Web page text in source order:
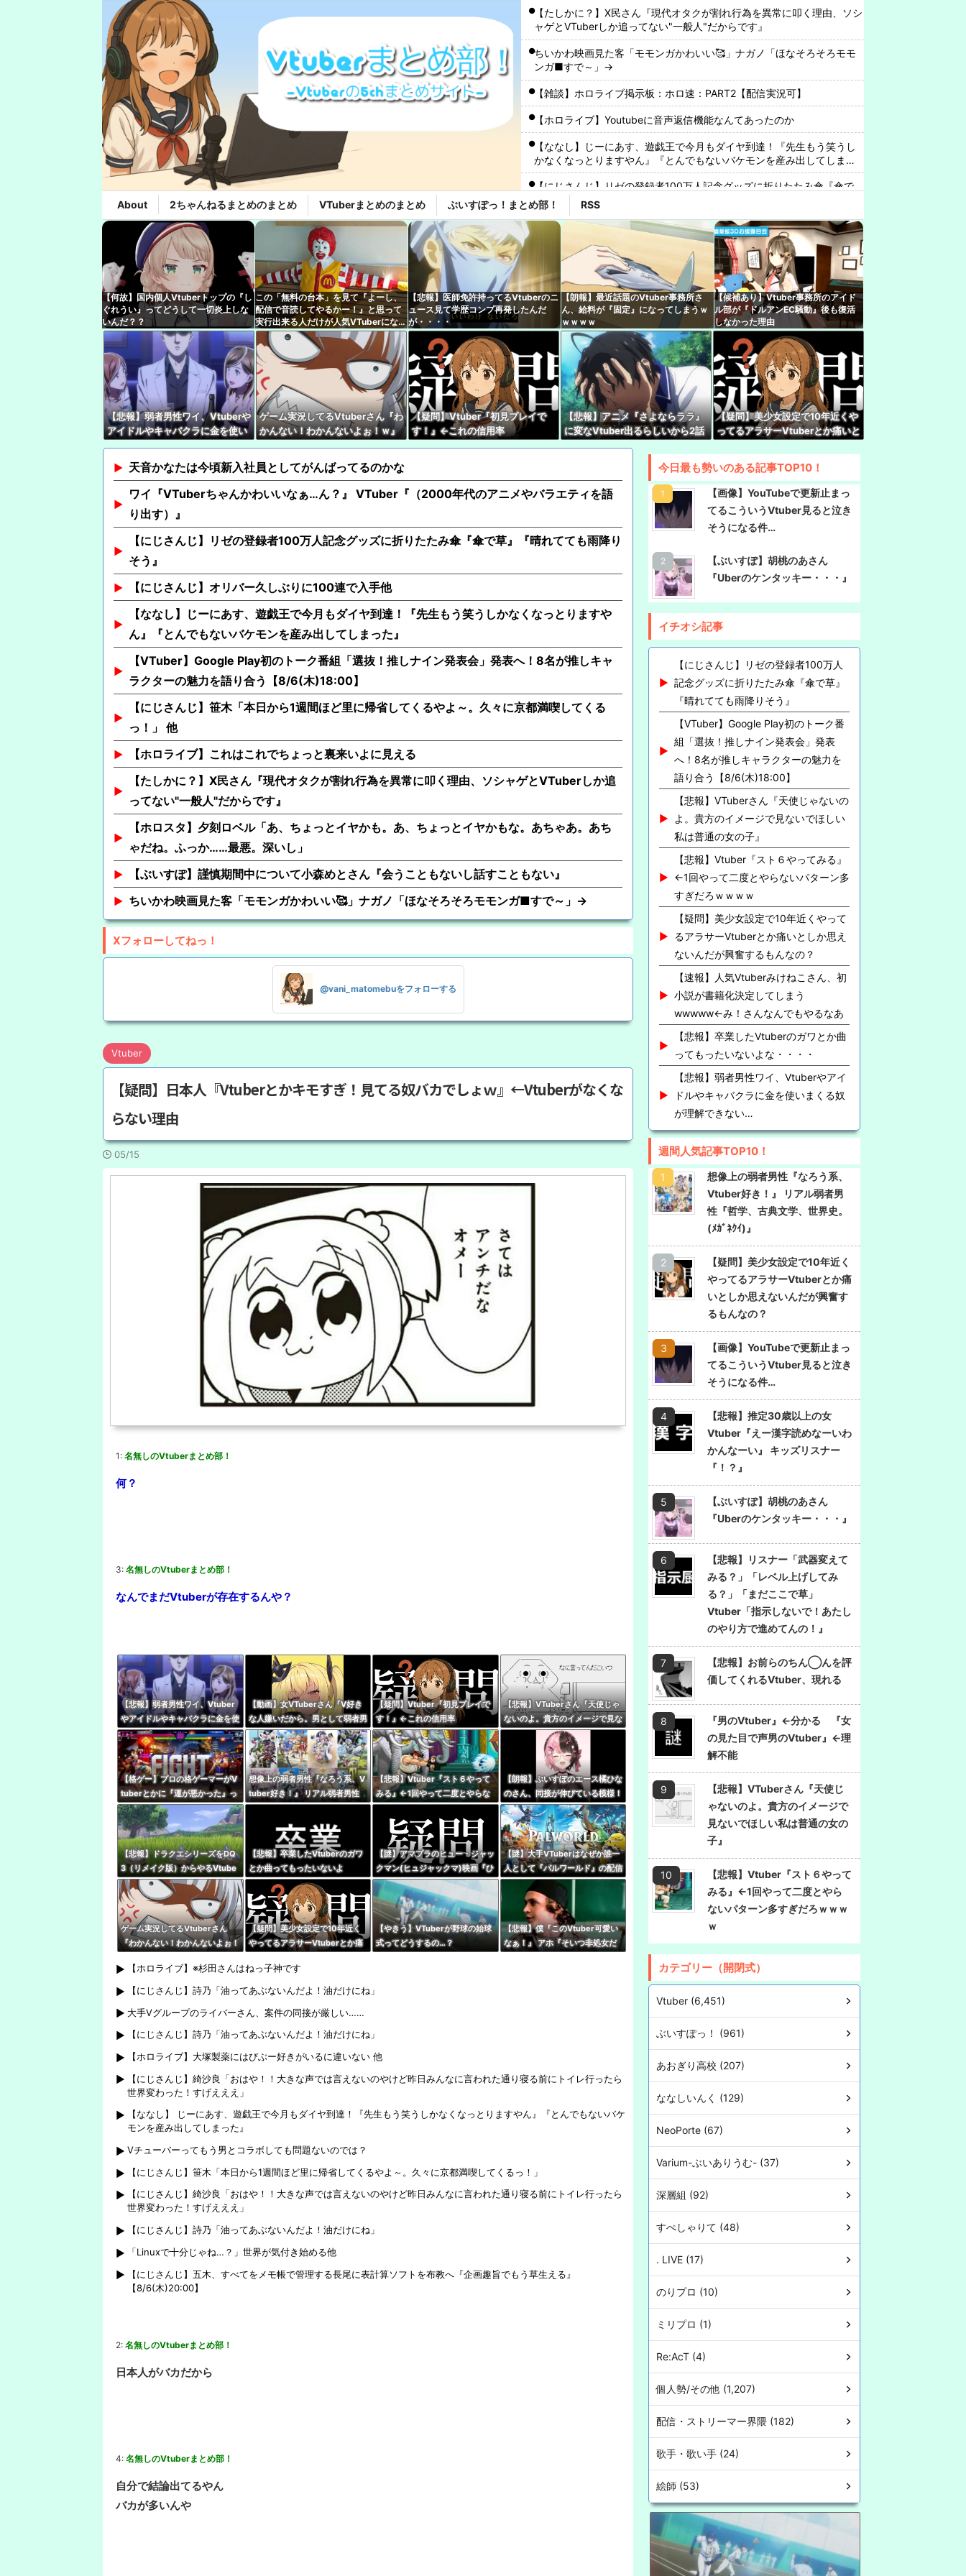
【たしかに？】X民さん『現代オタクが割れ行為を異常に叩く理由、ソシ
ャゲとVTuberしか追ってない"一般人"だからです』
ちいかわ映画見た客「モモンガかわいい🥰」ナガノ「ほなそろそろモモ
ンガ■すで～」→
【雑談】ホロライブ掲示板：ホロ速：PART2【配信実況可】
【ホロライブ】Youtubeに音声返信機能なんてあったのか
【ななし】じーにあす、遊戯王で今月もダイヤ到達！『先生もう笑うし
かなくなっとりますやん』『とんでもないバケモンを産み出してしまっ
た』
【にじさんじ】リゼの登録者100万人記念グッズに折りたたみ傘『傘で
草』『晴れてても雨降りそう』
Vチューバーに最近ある変化が起きつつある
【ホロライブ】これはこれでちょっと裏来いよに見える
【VTuber】Google Play初のトーク番組「選抜！推しナイン発表会」発
表へ！8名が推しキャラクターの魅力を語り合う【8/6(木)18:00】
【ホロライブ】ぺこマリで水着ガチャバトル！水着コンプリートできる
のはどっちだ！！【宝鐘マリン・兎田ぺこら】
【画像】福岡、こんなのが普通に走ってるｗｗｗｗｗｗｗｗｗｗｗｗｗ
ｗｗｗｗｗｗｗｗｗｗｗｗｗｗｗｗｗｗｗｗｗｗｗｗｗｗｗ
【にじさんじ】綺沙良「おはや！！大きな声では言えないのやけど昨日
みんなに言われた通り寝る前にトイレ行ったら世界変わった！すげええ
【ういちゃんマジでビビる】しぐれうい限定凸待ち（始まるまでわから
【ぶいすぽ】謹慎期間中について小森めとさん『会うこともないし話す
こともない』
【mekPark】由比河ひなみ、初ASMR！ASMRの伸び代あるよ
About 2ちゃんねるまとめのまとめ VTuberまとめのまとめ ぶいすぽっ！まとめ部！ RSS
【何故】国内個人Vtuberトップの『し
ぐれうい』ってどうして一切炎上しな
いんだ？？
この「無料の台本」を見て『よーし、
配信で音読してやるかー！』と思って
実行出来る人だけが人気VTuberになれ
ます
【悲報】医師免許持ってるVtuberのニ
ュース見て学歴コンプ再発したんだ
が・・・・
【朗報】最近話題のVtuber事務所さ
ん、給料が『固定』になってしまうｗ
ｗｗｗｗ
【候補あり】Vtuber事務所のアイド
ル部が『ドルアンEC騒動』後も復活
しなかった理由
【悲報】弱者男性ワイ、Vtuberや
アイドルやキャバクラに金を使い
ゲーム実況してるVtuberさん『わ
かんない！わかんないよぉ！ｗ』
Ｖさん『ネタバレやめてね！』
【疑問】Vtuber『初見プレイで
す！』←これの信用率
【悲報】アニメ『さよならララ』
に変なVtuber出るらしいから2話
【疑問】美少女設定で10年近くや
ってるアラサーVtuberとか痛いと
天音かなたは今頃新入社員としてがんばってるのかな
ワイ『VTuberちゃんかわいいなぁ…ん？』 VTuber『（2000年代のアニメやバラエティを語
り出す）』
【にじさんじ】リゼの登録者100万人記念グッズに折りたたみ傘『傘で草』『晴れてても雨降り
そう』
【にじさんじ】オリバー久しぶりに100連で入手他
【ななし】じーにあす、遊戯王で今月もダイヤ到達！『先生もう笑うしかなくなっとりますや
ん』『とんでもないバケモンを産み出してしまった』
【VTuber】Google Play初のトーク番組「選抜！推しナイン発表会」発表へ！8名が推しキャ
ラクターの魅力を語り合う【8/6(木)18:00】
【にじさんじ】笹木「本日から1週間ほど里に帰省してくるやよ～。久々に京都満喫してくる
っ！」 他
【ホロライブ】これはこれでちょっと裏来いよに見える
【たしかに？】X民さん『現代オタクが割れ行為を異常に叩く理由、ソシャゲとVTuberしか追
ってない"一般人"だからです』
【ホロスタ】夕刻ロベル「あ、ちょっとイヤかも。あ、ちょっとイヤかもな。あちゃあ。あち
ゃだね。ふっか……最悪。深いし」
【ぶいすぽ】謹慎期間中について小森めとさん『会うこともないし話すこともない』
ちいかわ映画見た客「モモンガかわいい🥰」ナガノ「ほなそろそろモモンガ■すで～」→
Xフォローしてねっ！
@vani_matomebuをフォローする
Vtuber
【疑問】日本人『Vtuberとかキモすぎ！見てる奴バカでしょｗ』←Vtuberがなくな
らない理由
05/15
1: 名無しのVtuberまとめ部！
何？
3: 名無しのVtuberまとめ部！
なんでまだVtuberが存在するんや？
【悲報】弱者男性ワイ、Vtuber
やアイドルやキャバクラに金を使
いまくる奴が理解できない…
【動画】女VTuberさん『V好き
な人嫌いだから。男として弱者男
性だから、V好きな人は』
【疑問】Vtuber『初見プレイで
す！』←これの信用率
【悲報】VTuberさん『天使じゃ
ないのよ。貴方のイメージで見な
いでほしい私は普通の女の子』
【格ゲー】プロの格ゲーマーがV
tuberとかに『運が悪かった』っ
て被弾した時に言うの嫌い
想像上の弱者男性『なろう系、V
tuber好き！』 リアル弱者男性
『哲学、古典文学、世界史。(ﾒ
【悲報】Vtuber『スト６やって
みる』←1回やって二度とやらな
いパターン多すぎだろｗｗｗｗ
【朗報】ぶいすぽのエース橘ひな
のさん、同接が伸びている模様！
←無敵だなぶいすぽ
【悲報】ドラクエシリーズをDQ
3（リメイク版）からやるVtube
rいるけど誰か止めろよな…
【悲報】卒業したVtuberのガワ
とか曲ってもったいないよ
な・・・・
【謎】アマプラのヒュー・ジャッ
クマン(ヒュジャックマ)映画『ひ
つじ探偵団』、VTuberの同時視
聴が滅茶苦茶多い…いったいなぜ
【謎】大手VTuberはなぜか誰一
人として『パルワールド』の配信
やってないけど同接50万で世界2
位←これ
ゲーム実況してるVtuberさん
『わかんない！わかんないよぉ！
ね！』 Ｖさん『ネタバレやめて
ね！』
【疑問】美少女設定で10年近く
やってるアラサーVtuberとか痛
もんなの？
【やきう】VTuberが野球の始球
式ってどうするの…？
【悲報】僕『このVtuber可愛い
なぁ！』 アホ『そいつ非処女だ
【ホロライブ】※杉田さんはねっ子神です
【にじさんじ】詩乃「油ってあぶないんだよ！油だけにね」
大手Vグループのライバーさん、案件の同接が厳しい……
【にじさんじ】詩乃「油ってあぶないんだよ！油だけにね」
【ホロライブ】大塚製薬にはびぶー好きがいるに違いない 他
【にじさんじ】綺沙良「おはや！！大きな声では言えないのやけど昨日みんなに言われた通り寝る前にトイレ行ったら
世界変わった！すげえええ」
【ななし】 じーにあす、遊戯王で今月もダイヤ到達！『先生もう笑うしかなくなっとりますやん』『とんでもないバケ
モンを産み出してしまった』
Vチューバーってもう男とコラボしても問題ないのでは？
【にじさんじ】笹木「本日から1週間ほど里に帰省してくるやよ～。久々に京都満喫してくるっ！」
【にじさんじ】綺沙良「おはや！！大きな声では言えないのやけど昨日みんなに言われた通り寝る前にトイレ行ったら
世界変わった！すげえええ」
【にじさんじ】詩乃「油ってあぶないんだよ！油だけにね」
「Linuxで十分じゃね…？」世界が気付き始める他
【にじさんじ】五木、すべてをメモ帳で管理する長尾に表計算ソフトを布教へ『企画趣旨でもう草生える』
【8/6(木)20:00】
2: 名無しのVtuberまとめ部！
日本人がバカだから
4: 名無しのVtuberまとめ部！
自分で結論出てるやん
バカが多いんや
今日最も勢いのある記事TOP10！
【画像】YouTubeで更新止まっ
てるこういうVtuber見ると泣き
そうになる件…
【ぶいすぽ】胡桃のあさん
『Uberのケンタッキー・・・』
イチオシ記事
【にじさんじ】リゼの登録者100万人
記念グッズに折りたたみ傘『傘で草』
『晴れてても雨降りそう』
【VTuber】Google Play初のトーク番
組「選抜！推しナイン発表会」発表
へ！8名が推しキャラクターの魅力を
語り合う【8/6(木)18:00】
【悲報】VTuberさん『天使じゃないの
よ。貴方のイメージで見ないでほしい
私は普通の女の子』
【悲報】Vtuber『スト６やってみる』
←1回やって二度とやらないパターン多
すぎだろｗｗｗｗ
【疑問】美少女設定で10年近くやって
るアラサーVtuberとか痛いとしか思え
ないんだが興奮するもんなの？
【速報】人気Vtuberみけねこさん、初
小説が書籍化決定してしまう
wwwww←み！さんなんでもやるなあ
【悲報】卒業したVtuberのガワとか曲
ってもったいないよな・・・・
【悲報】弱者男性ワイ、Vtuberやアイ
ドルやキャバクラに金を使いまくる奴
が理解できない…
週間人気記事TOP10！
想像上の弱者男性『なろう系、
Vtuber好き！』 リアル弱者男
性『哲学、古典文学、世界史。
(ﾒｶﾞﾈｸｲ)』
【疑問】美少女設定で10年近く
やってるアラサーVtuberとか痛
いとしか思えないんだが興奮す
るもんなの？
【画像】YouTubeで更新止まっ
てるこういうVtuber見ると泣き
そうになる件…
【悲報】推定30歳以上の女
Vtuber『えー漢字読めなーいわ
かんなーい』 キッズリスナー
『！？』
【ぶいすぽ】胡桃のあさん
『Uberのケンタッキー・・・』
【悲報】リスナー「武器変えて
みる？」「レベル上げしてみ
る？」「まだここで草」
Vtuber「指示しないで！あたし
のやり方で進めてんの！』
【悲報】お前らのちん◯んを評
価してくれるVtuber、現れる
『男のVtuber』←分かる 『女
の見た目で声男のVtuber』←理
解不能
【悲報】VTuberさん『天使じ
ゃないのよ。貴方のイメージで
見ないでほしい私は普通の女の
子』
【悲報】Vtuber『スト６やって
みる』←1回やって二度とやら
ないパターン多すぎだろｗｗｗ
ｗ
カテゴリー（開閉式）
Vtuber (6,451)
ぶいすぽっ！ (961)
あおぎり高校 (207)
ななしいんく (129)
NeoPorte (67)
Varium-ぶいありうむ- (37)
深層組 (92)
すぺしゃりて (48)
. LIVE (17)
のりプロ (10)
ミリプロ (1)
Re:AcT (4)
個人勢/その他 (1,207)
配信・ストリーマー界隈 (182)
歌手・歌い手 (24)
絵師 (53)